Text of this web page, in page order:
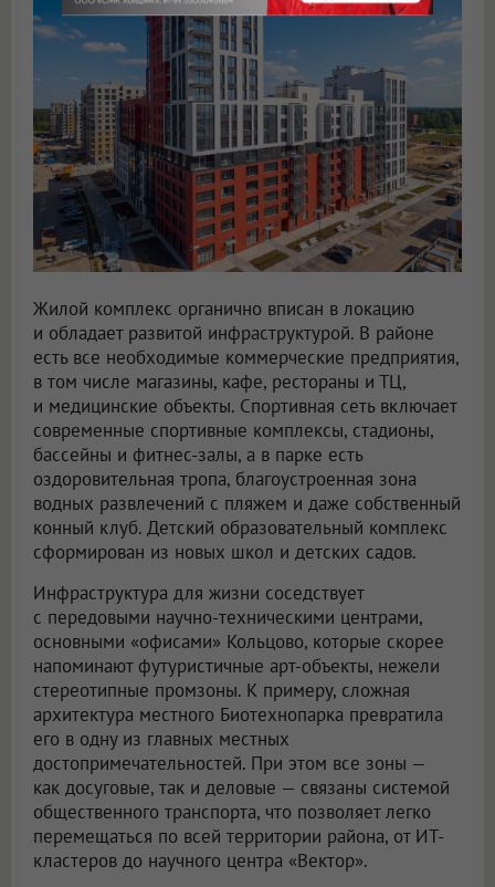
Жилой комплекс органично вписан в локацию
и обладает развитой инфраструктурой. В районе
есть все необходимые коммерческие предприятия,
в том числе магазины, кафе, рестораны и ТЦ,
и медицинские объекты. Спортивная сеть включает
современные спортивные комплексы, стадионы,
бассейны и фитнес-залы, а в парке есть
оздоровительная тропа, благоустроенная зона
водных развлечений с пляжем и даже собственный
конный клуб. Детский образовательный комплекс
сформирован из новых школ и детских садов.
Инфраструктура для жизни соседствует
с передовыми научно-техническими центрами,
основными «офисами» Кольцово, которые скорее
напоминают футуристичные арт-объекты, нежели
стереотипные промзоны. К примеру, сложная
архитектура местного Биотехнопарка превратила
его в одну из главных местных
достопримечательностей. При этом все зоны —
как досуговые, так и деловые — связаны системой
общественного транспорта, что позволяет легко
перемещаться по всей территории района, от ИТ-
кластеров до научного центра «Вектор».